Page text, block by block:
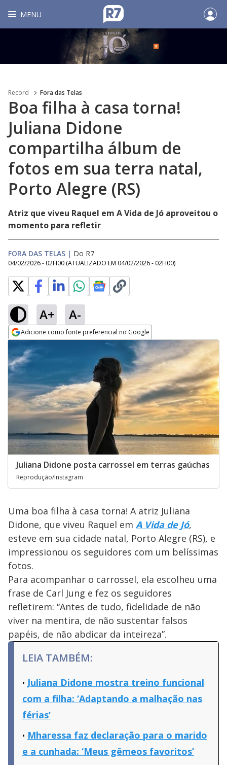
MENU
Record Fora das Telas
Boa filha à casa torna!
Juliana Didone
compartilha álbum de
fotos em sua terra natal,
Porto Alegre (RS)
Atriz que viveu Raquel em A Vida de Jó aproveitou o
momento para refletir
FORA DAS TELAS | Do R7
04/02/2026 - 02H00 (ATUALIZADO EM 04/02/2026 - 02H00)
A+ A-
Adicione como fonte preferencial no Google
Opens in new window
Juliana Didone posta carrossel em terras gaúchas
Reprodução/Instagram
Uma boa filha à casa torna! A atriz Juliana
Didone, que viveu Raquel em A Vida de Jó,
esteve em sua cidade natal, Porto Alegre (RS), e
impressionou os seguidores com um belíssimas
fotos.
Para acompanhar o carrossel, ela escolheu uma
frase de Carl Jung e fez os seguidores
refletirem: “Antes de tudo, fidelidade de não
viver na mentira, de não sustentar falsos
papéis, de não abdicar da inteireza”.
LEIA TAMBÉM:
Juliana Didone mostra treino funcional
com a filha: ‘Adaptando a malhação nas
férias’
Mharessa faz declaração para o marido
e a cunhada: ‘Meus gêmeos favoritos’